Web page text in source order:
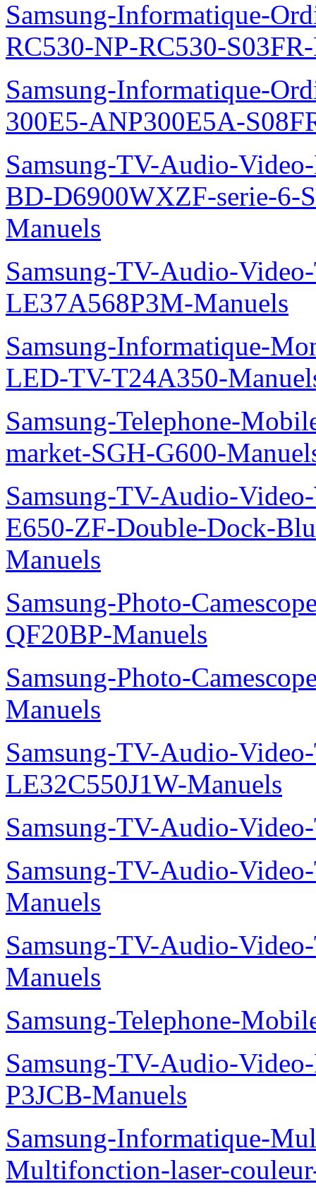
Samsung-Informatique-
RC530-NP-RC530-
Samsung-Informatique-
300E5-ANP300E5A-
Samsung-TV-Audio-
BD-D6900WXZF-serie-6-
Manuels
Samsung-TV-Audio-
LE37A568P3M-Manuels
Samsung-Informatique-
LED-TV-T24A350-
Samsung-Telephone-
market-SGH-G600-
Samsung-TV-Audio-
E650-ZF-Double-Dock-
Manuels
Samsung-Photo-
QF20BP-Manuels
Samsung-Photo-
Manuels
Samsung-TV-Audio-
LE32C550J1W-Manuels
Samsung-TV-Audio-
Samsung-TV-Audio-
Manuels
Samsung-TV-Audio-
Manuels
Samsung-Telephone-
Samsung-TV-Audio-
P3JCB-Manuels
Samsung-Informatique-
Multifonction-laser-